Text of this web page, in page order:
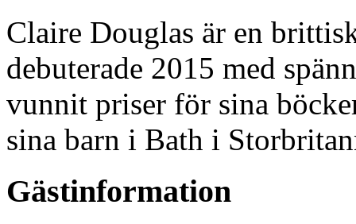
Claire Douglas är en
debuterade 2015 med
vunnit priser för sina
sina barn i Bath i
Gästinformation